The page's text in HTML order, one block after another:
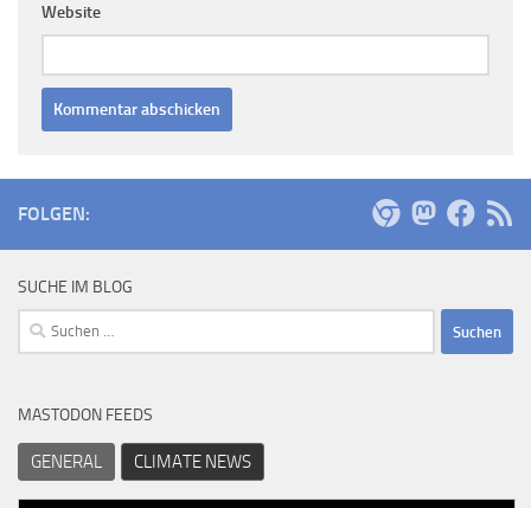
Website
FOLGEN:
SUCHE IM BLOG
Suchen
nach:
MASTODON FEEDS
GENERAL CLIMATE NEWS